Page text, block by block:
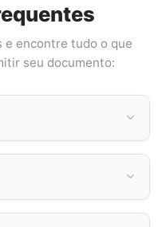
e encontre tudo o que
seu documento: